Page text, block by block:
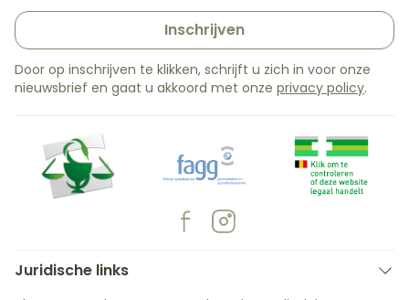
Inschrijven
Door op inschrijven te klikken, schrijft u zich in voor onze
nieuwsbrief en gaat u akkoord met onze privacy policy.
Juridische links